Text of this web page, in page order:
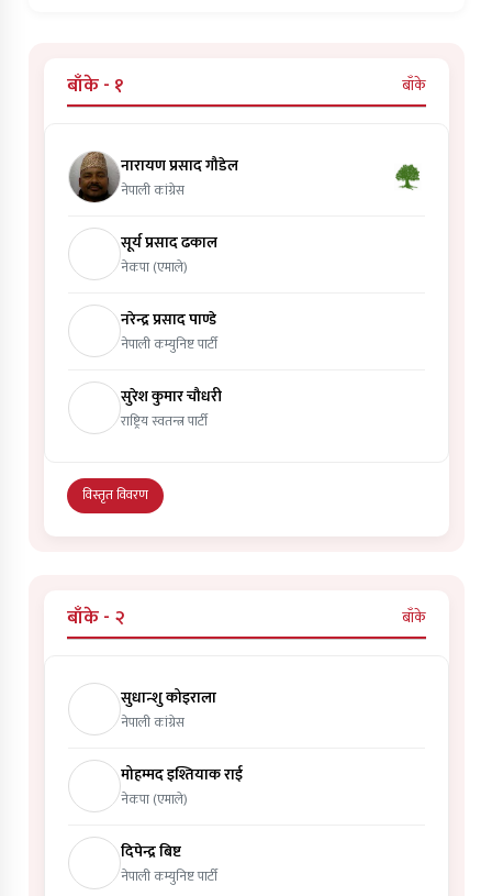
बाँके - १ बाँके
नारायण प्रसाद गौडेल
नेपाली कांग्रेस
सूर्य प्रसाद ढकाल
नेकपा (एमाले)
नरेन्द्र प्रसाद पाण्डे
नेपाली कम्युनिष्ट पार्टी
सुरेश कुमार चौधरी
राष्ट्रिय स्वतन्त्र पार्टी
विस्तृत विवरण
बाँके - २ बाँके
सुधान्शु कोइराला
नेपाली कांग्रेस
मोहम्मद इश्तियाक राई
नेकपा (एमाले)
दिपेन्द्र बिष्ट
नेपाली कम्युनिष्ट पार्टी